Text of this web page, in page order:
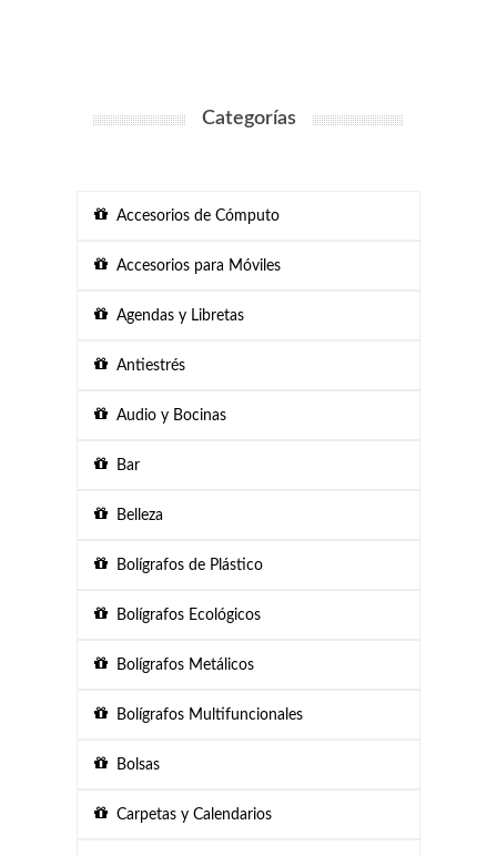
Categorías
Accesorios de Cómputo
Accesorios para Móviles
Agendas y Libretas
Antiestrés
Audio y Bocinas
Bar
Belleza
Bolígrafos de Plástico
Bolígrafos Ecológicos
Bolígrafos Metálicos
Bolígrafos Multifuncionales
Bolsas
Carpetas y Calendarios